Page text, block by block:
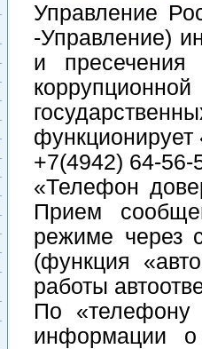
Управление
-Управление)
и пресечения
+7(4942) 64-56-
«Телефон
Прием
режиме через
(функция
работы
По «телефону
информации о